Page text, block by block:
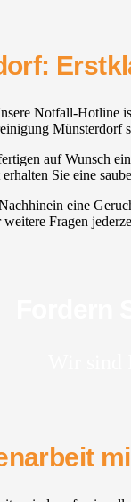
Notfall-Hotline
Münsterdorf
auf Wunsch
Sie eine
eine
Fragen